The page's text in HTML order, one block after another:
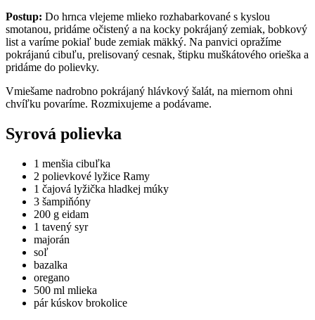
Postup: Do hrnca vlejeme mlieko rozhabarkované s kyslou
smotanou, pridáme očistený a na kocky pokrájaný zemiak, bobkový
list a varíme pokiaľ bude zemiak mäkký. Na panvici opražíme
pokrájanú cibuľu, prelisovaný cesnak, štipku muškátového orieška a
pridáme do polievky.
Vmiešame nadrobno pokrájaný hlávkový šalát, na miernom ohni
chvíľku povaríme. Rozmixujeme a podávame.
Syrová polievka
1 menšia cibuľka
2 polievkové lyžice Ramy
1 čajová lyžička hladkej múky
3 šampiňóny
200 g eidam
1 tavený syr
majorán
soľ
bazalka
oregano
500 ml mlieka
pár kúskov brokolice